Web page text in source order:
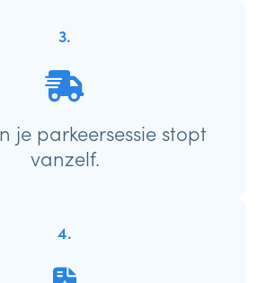
3.
je parkeersessie stopt
vanzelf.
4.